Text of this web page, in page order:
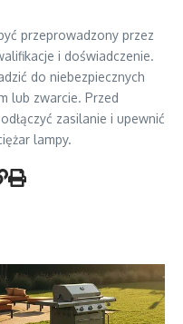
przeprowadzony przez
i doświadczenie.
do niebezpiecznych
lub zwarcie. Przed
zasilanie i upewnić
lampy.